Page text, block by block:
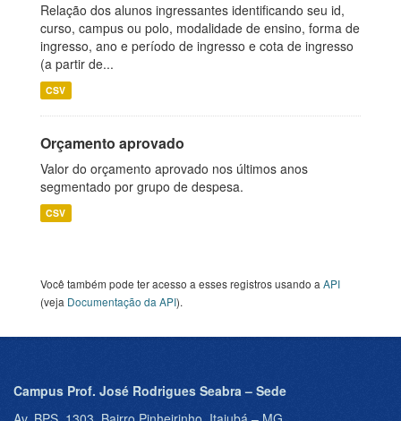
Relação dos alunos ingressantes identificando seu id,
curso, campus ou polo, modalidade de ensino, forma de
ingresso, ano e período de ingresso e cota de ingresso
(a partir de...
CSV
Orçamento aprovado
Valor do orçamento aprovado nos últimos anos
segmentado por grupo de despesa.
CSV
Você também pode ter acesso a esses registros usando a API
(veja Documentação da API).
Campus Prof. José Rodrigues Seabra – Sede